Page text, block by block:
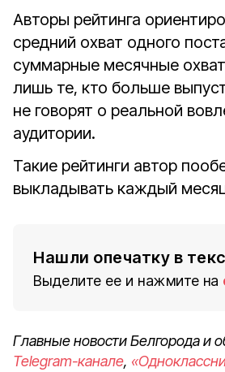
Авторы рейтинга
средний охват одного
суммарные месячные
лишь те, кто больше
не говорят о реальной
аудитории.
Такие рейтинги автор
выкладывать каждый
Нашли опечатку в
Выделите ее и нажмите на
Главные новости Белгорода и
Telegram-канале,